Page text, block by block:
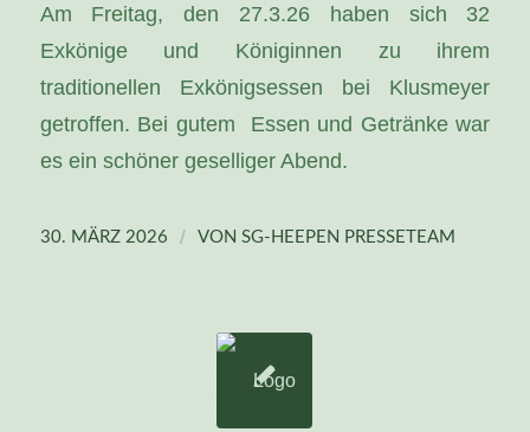
Am Freitag, den 27.3.26 haben sich 32
Exkönige und Königinnen zu ihrem
traditionellen Exkönigsessen bei Klusmeyer
getroffen. Bei gutem Essen und Getränke war
es ein schöner geselliger Abend.
30. MÄRZ 2026 / VON SG-HEEPEN PRESSETEAM